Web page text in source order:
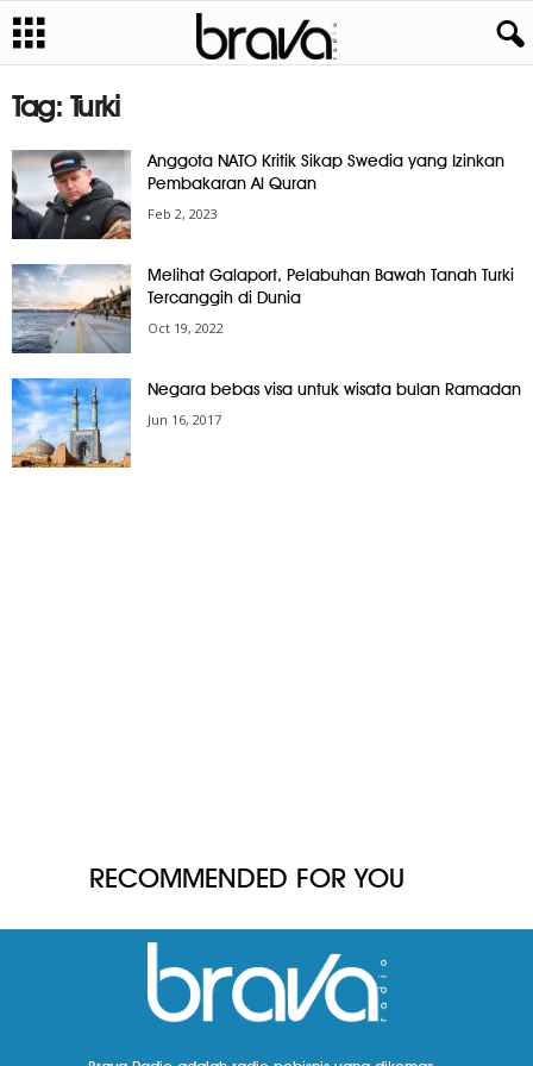
Tag: Turki
Anggota NATO Kritik Sikap Swedia yang Izinkan
Pembakaran Al Quran
Feb 2, 2023
Melihat Galaport, Pelabuhan Bawah Tanah Turki
Tercanggih di Dunia
Oct 19, 2022
Negara bebas visa untuk wisata bulan Ramadan
Jun 16, 2017
RECOMMENDED FOR YOU